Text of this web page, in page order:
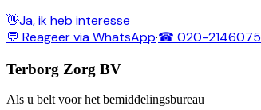
👋Ja, ik heb interesse
💬 Reageer via WhatsApp·☎ 020-2146075
Terborg Zorg BV
Als u belt voor het bemiddelingsbureau